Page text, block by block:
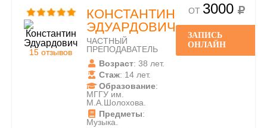
15 отзывов
КОНСТАНТИН
ЭДУАРДОВИЧ
ЧАСТНЫЙ
ПРЕПОДАВАТЕЛЬ
Возраст: 38 лет.
Стаж: 14 лет.
Образование:
МГГУ им.
М.А.Шолохова.
Предметы:
Музыка.
ОТ 3000
ЗАПИСЬ
ОНЛАЙН